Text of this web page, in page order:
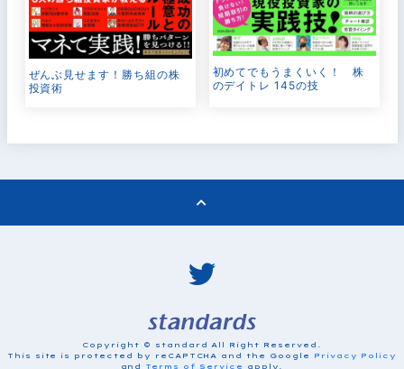
ぜんぶ見せます！勝ち組の株
投資術
初めてでもうまくいく！ 株
のデイトレ 145の技
Copyright © standard All Right Reserved.
This site is protected by reCAPTCHA and the Google
Privacy Policy
and Terms of Service apply.